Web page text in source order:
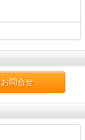
問合せ